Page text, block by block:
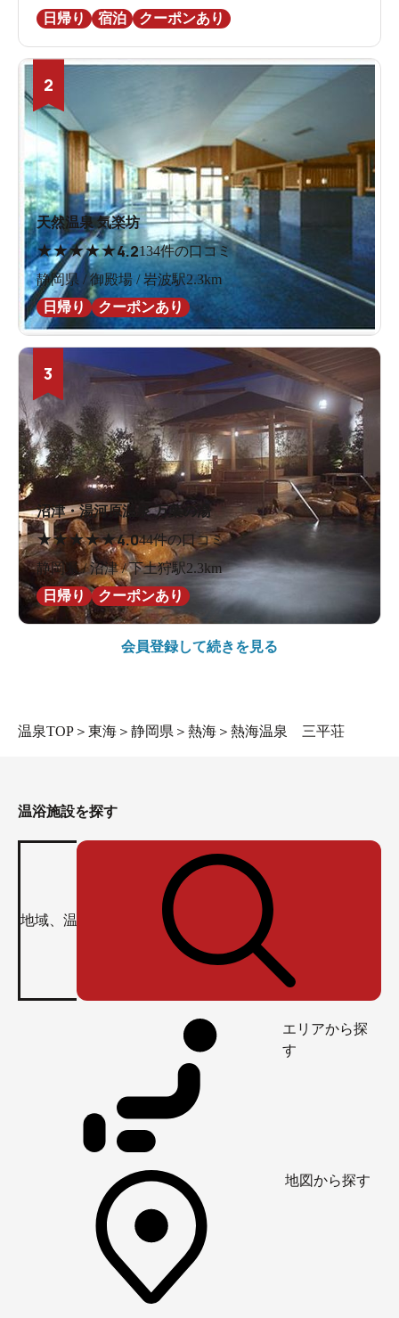
日帰り
宿泊 クーポンあり
2
天然温泉 気楽坊
★★★★★4.2134件の口コミ
静岡県 / 御殿場 / 岩波駅2.3km
日帰り
クーポンあり
3
沼津・湯河原温泉 万葉の湯
★★★★★4.044件の口コミ
静岡県 / 沼津 / 下土狩駅2.3km
日帰り
クーポンあり
会員登録して続きを見る
温泉TOP ＞ 東海 ＞ 静岡県 ＞ 熱海 ＞ 熱海温泉 三平荘
温浴施設を探す
エリアから探
す
地図から探す